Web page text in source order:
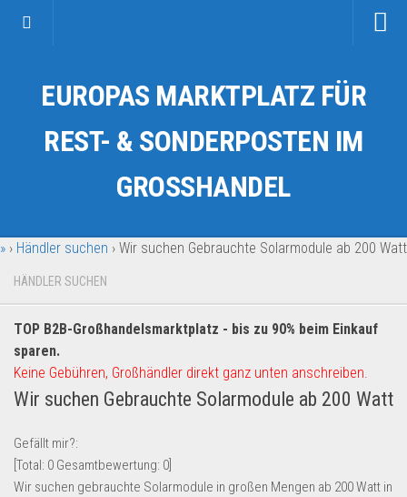
Kategorien
Auto & Motorrad
Fahrzeuge & Transport
Garten & Werkzeug
Geschäft, Büro & Schreibwaren
Geschenkartikel
Handy und Smartphone
Kosmetik & Pflege
Multimedia & Elektro
Münzen
EUROPAS MARKTPLATZ FÜR
REST- & SONDERPOSTEN IM
GROSSHANDEL
» › Händler suchen › Wir suchen Gebrauchte Solarmodule ab 200 Watt
HÄNDLER SUCHEN
TOP B2B-Großhandelsmarktplatz - bis zu 90% beim Einkauf
sparen.
Keine Gebühren, Großhändler direkt ganz unten anschreiben.
Wir suchen Gebrauchte Solarmodule ab 200 Watt
Gefällt mir?:
[Total: 0 Gesamtbewertung: 0
Wir suchen gebrauchte Solarmodule in großen Mengen ab 200 Watt in